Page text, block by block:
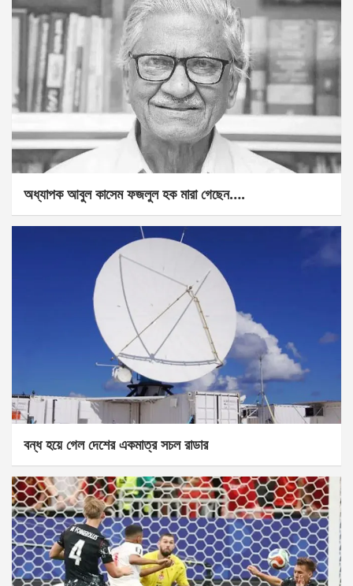
অধ্যাপক আবুল কাসেম ফজলুল হক মারা গেছেন….
বন্ধ হয়ে গেল দেশের একমাত্র সচল রাডার